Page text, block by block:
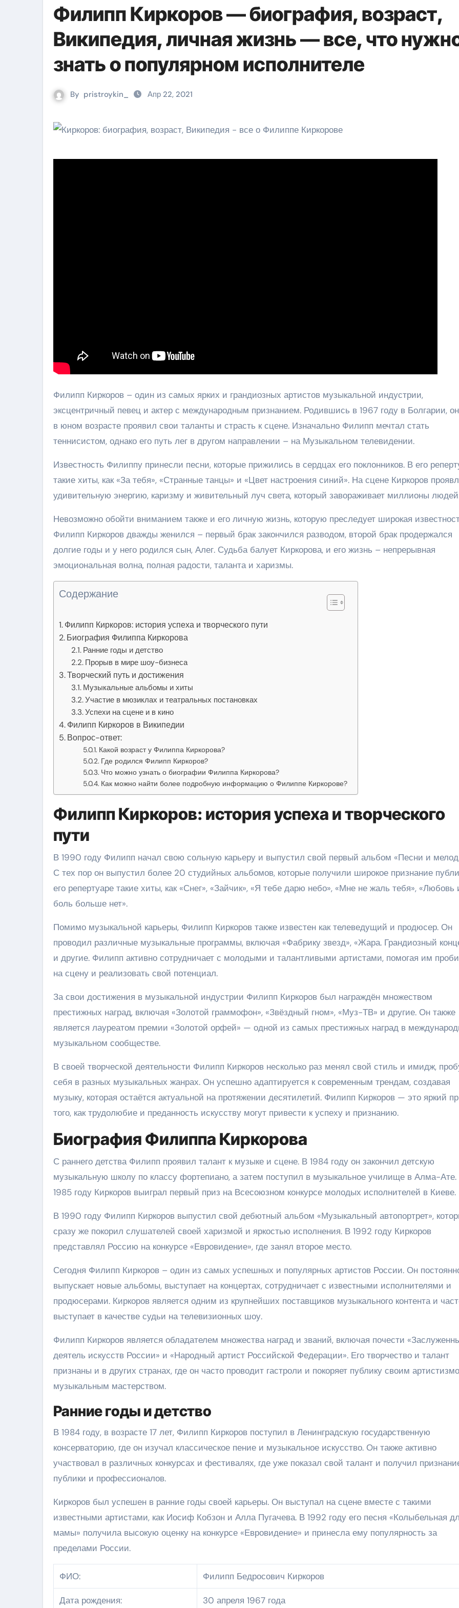
Филипп Киркоров — биография, возраст,
Википедия, личная жизнь — все, что
знать о популярном исполнителе
By pristroykin_ Апр 22, 2021
Филипп Киркоров – один из самых ярких и грандиозных артистов музыкальной индустрии,
эксцентричный певец и актер с международным признанием. Родившись в 1967 году в Болгарии,
в юном возрасте проявил свои таланты и страсть к сцене. Изначально Филипп мечтал стать
теннисистом, однако его путь лег в другом направлении – на Музыкальном телевидении.
Известность Филиппу принесли песни, которые прижились в сердцах его поклонников. В его
такие хиты, как «За тебя», «Странные танцы» и «Цвет настроения синий». На сцене Киркоров
удивительную энергию, каризму и живительный луч света, который завораживает миллионы
Невозможно обойти вниманием также и его личную жизнь, которую преследует широкая
Филипп Киркоров дважды женился – первый брак закончился разводом, второй брак продержался
долгие годы и у него родился сын, Алег. Судьба балует Киркорова, и его жизнь – непрерывная
эмоциональная волна, полная радости, таланта и харизмы.
Содержание
Филипп Киркоров: история успеха и творческого пути
Биография Филиппа Киркорова
Ранние годы и детство
Прорыв в мире шоу-бизнеса
Творческий путь и достижения
Музыкальные альбомы и хиты
Участие в мюзиклах и театральных постановках
Успехи на сцене и в кино
Филипп Киркоров в Википедии
Вопрос-ответ:
Какой возраст у Филиппа Киркорова?
Где родился Филипп Киркоров?
Что можно узнать о биографии Филиппа Киркорова?
Как можно найти более подробную информацию о Филиппе Киркорове?
Филипп Киркоров: история успеха и творческого
пути
В 1990 году Филипп начал свою сольную карьеру и выпустил свой первый альбом «Песни и
С тех пор он выпустил более 20 студийных альбомов, которые получили широкое признание
его репертуаре такие хиты, как «Снег», «Зайчик», «Я тебе дарю небо», «Мне не жаль тебя», «Любовь
боль больше нет».
Помимо музыкальной карьеры, Филипп Киркоров также известен как телеведущий и продюсер. Он
проводил различные музыкальные программы, включая «Фабрику звезд», «Жара. Грандиозный
и другие. Филипп активно сотрудничает с молодыми и талантливыми артистами, помогая им
на сцену и реализовать свой потенциал.
За свои достижения в музыкальной индустрии Филипп Киркоров был награждён множеством
престижных наград, включая «Золотой граммофон», «Звёздный гном», «Муз-ТВ» и другие. Он также
является лауреатом премии «Золотой орфей» — одной из самых престижных наград в
музыкальном сообществе.
В своей творческой деятельности Филипп Киркоров несколько раз менял свой стиль и имидж,
себя в разных музыкальных жанрах. Он успешно адаптируется к современным трендам, создавая
музыку, которая остаётся актуальной на протяжении десятилетий. Филипп Киркоров — это яркий
того, как трудолюбие и преданность искусству могут привести к успеху и признанию.
Биография Филиппа Киркорова
С раннего детства Филипп проявил талант к музыке и сцене. В 1984 году он закончил детскую
музыкальную школу по классу фортепиано, а затем поступил в музыкальное училище в Алма-
1985 году Киркоров выиграл первый приз на Всесоюзном конкурсе молодых исполнителей в Киеве.
В 1990 году Филипп Киркоров выпустил свой дебютный альбом «Музыкальный автопортрет»,
сразу же покорил слушателей своей харизмой и яркостью исполнения. В 1992 году Киркоров
представлял Россию на конкурсе «Евровидение», где занял второе место.
Сегодня Филипп Киркоров – один из самых успешных и популярных артистов России. Он
выпускает новые альбомы, выступает на концертах, сотрудничает с известными исполнителями и
продюсерами. Киркоров является одним из крупнейших поставщиков музыкального контента и
выступает в качестве судьи на телевизионных шоу.
Филипп Киркоров является обладателем множества наград и званий, включая почести
деятель искусств России» и «Народный артист Российской Федерации». Его творчество и талант
признаны и в других странах, где он часто проводит гастроли и покоряет публику своим
музыкальным мастерством.
Ранние годы и детство
В 1984 году, в возрасте 17 лет, Филипп Киркоров поступил в Ленинградскую государственную
консерваторию, где он изучал классическое пение и музыкальное искусство. Он также активно
участвовал в различных конкурсах и фестивалях, где уже показал свой талант и получил
публики и профессионалов.
Киркоров был успешен в ранние годы своей карьеры. Он выступал на сцене вместе с такими
известными артистами, как Иосиф Кобзон и Алла Пугачева. В 1992 году его песня «Колыбельная
мамы» получила высокую оценку на конкурсе «Евровидение» и принесла ему популярность за
пределами России.
ФИО: Филипп Бедросович Киркоров
Дата рождения: 30 апреля 1967 года